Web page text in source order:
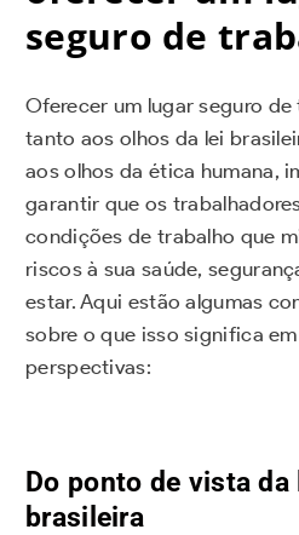
seguro de
Oferecer um lugar seguro de
tanto aos olhos da lei
aos olhos da ética humana,
garantir que os
condições de trabalho que
riscos à sua saúde,
estar. Aqui estão algumas
sobre o que isso significa
perspectivas:
Do ponto de vista da
brasileira